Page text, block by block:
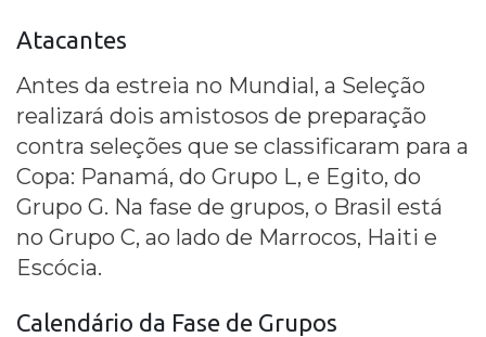
Atacantes
Antes da estreia no Mundial, a Seleção
realizará dois amistosos de preparação
contra seleções que se classificaram para a
Copa: Panamá, do Grupo L, e Egito, do
Grupo G. Na fase de grupos, o Brasil está
no Grupo C, ao lado de Marrocos, Haiti e
Escócia.
Calendário da Fase de Grupos